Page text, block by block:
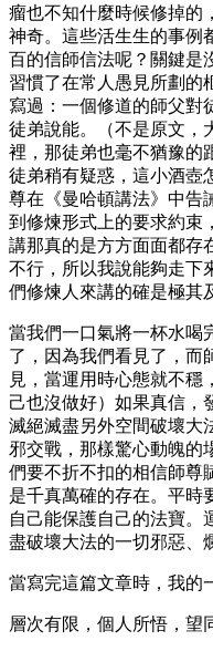
瘤也不知什麼時候修掉的
神奇。這些活生生的事例
百的信師信法呢？關鍵是
習慣了在常人愚見所劃的
寫過：一個修道的師父對
徒弟說能。（不是原文，
裡，那徒弟也毫不猶豫的
徒弟稍有疑惑，這小酒壺
尊在《曼哈頓講法》中告
到修煉形式上的要求約束
講那真的是方方面面都存
不行，所以我說能夠走下
們修煉人來講的確是極其
當我們一口氣將一杯水喝
了，因為我們看見了，而
見，當運用時心態就不穩
己也沒做好）如果真信，
滅絕滅盡另外空間破壞大
邪交戰，那樣驚心動魄的
們要不折不扣的相信師尊
是千真萬確的存在。平時
自己能保護自己的法寶。
盡破壞大法的一切邪惡、
當寫完這篇文章時，我的
層次有限，個人所悟，望